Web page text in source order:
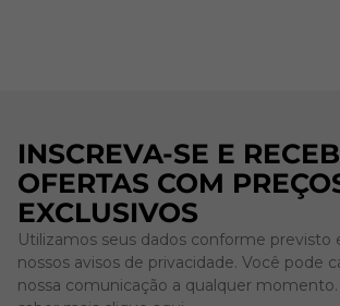
INSCREVA-SE E
OFERTAS COM
EXCLUSIVOS
Utilizamos seus dados conforme previsto
nossos avisos de privacidade. Você pode
nossa comunicação a qualquer momento.